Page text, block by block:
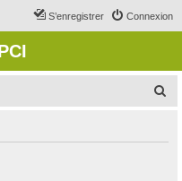
Connexion
S’enregistrer